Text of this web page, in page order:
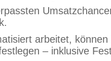
arbeitet,
– inklusive